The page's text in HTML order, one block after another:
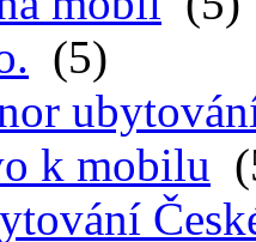
(5)
k mobilu